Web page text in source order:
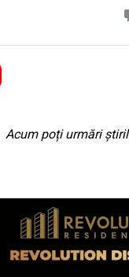
Acum poți urmări